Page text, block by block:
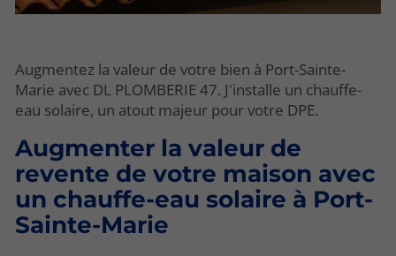
Augmentez la valeur de votre bien à Port-Sainte-
Marie avec DL PLOMBERIE 47. J'installe un chauffe-
eau solaire, un atout majeur pour votre DPE.
Augmenter la valeur de
revente de votre maison avec
un chauffe-eau solaire à Port-
Sainte-Marie